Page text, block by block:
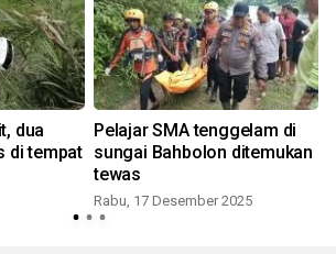
dua
di tempat
Pelajar SMA tenggelam di
sungai Bahbolon ditemukan
tewas
Rabu, 17 Desember 2025